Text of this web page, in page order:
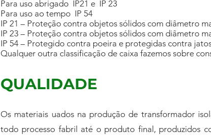
Para uso abrigado IP21 e IP 23
Para uso ao tempo IP 54
IP 21 – Proteção contra objetos sólidos com diâmetro
IP 23 – Proteção contra objetos sólidos com diâmetro
IP 54 – Protegido contra poeira e protegidas contra
Qualquer outra classificação de caixa fazemos sobre
QUALIDADE
Os materiais uados na produção de transformador
todo processo fabril até o produto final, produzidos